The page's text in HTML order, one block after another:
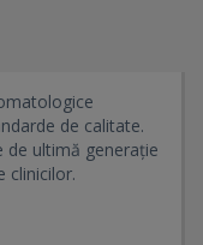
de calitate.
de ultimă generație
clinicilor.